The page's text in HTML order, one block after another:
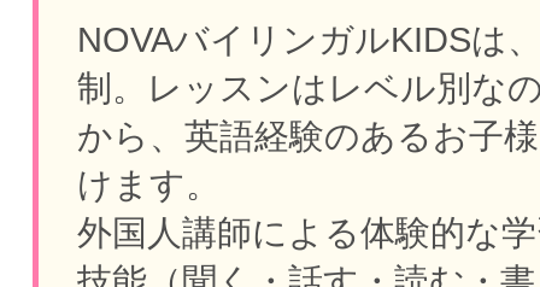
NOVAバイリンガルKIDSは
制。
レッスンはレベル別な
から、英語経験のあるお子
けます。
外国人講師による体験的な